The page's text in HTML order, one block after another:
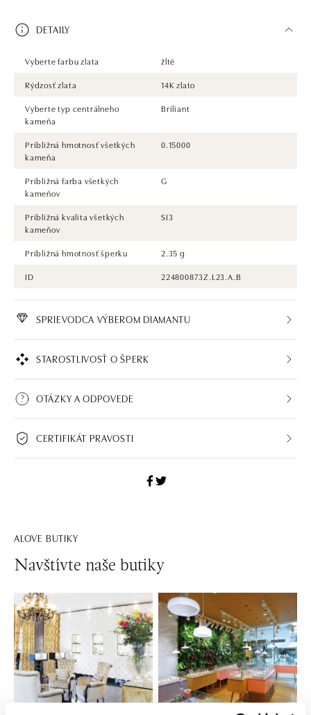
DETAILY
Vyberte farbu zlata
žlté
Rýdzosť zlata
14K zlato
Vyberte typ centrálneho
kameňa
Briliant
Približná hmotnosť všetkých
kameňa
0.15000
Približná farba všetkých
kameňov
G
Približná kvalita všetkých
kameňov
SI3
Približná hmotnosť šperku
2.35 g
ID
224800873Z.L23.A.B
SPRIEVODCA VÝBEROM DIAMANTU
STAROSTLIVOSŤ O ŠPERK
OTÁZKY A ODPOVEDE
CERTIFIKÁT PRAVOSTI
ALOVE BUTIKY
Navštívte naše butiky